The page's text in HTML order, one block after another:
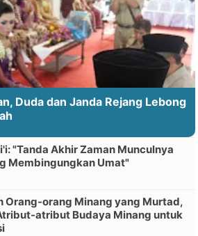
Duda dan Janda Rejang Lebong
"Tanda Akhir Zaman Munculnya
Membingungkan Umat"
Orang-orang Minang yang Murtad,
atribut Budaya Minang untuk